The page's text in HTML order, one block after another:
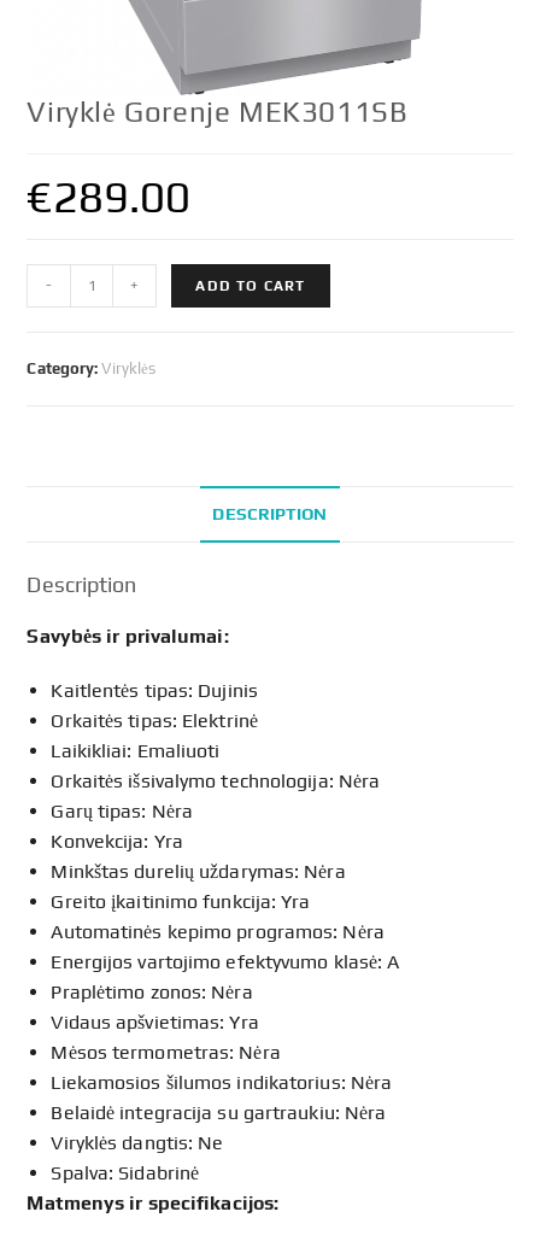
Viryklė Gorenje MEK3011SB
€289.00
Gorenje
- + ADD TO CART
Category:Viryklės
DESCRIPTION
Description
Savybės ir privalumai:
Kaitlentės tipas: Dujinis
Orkaitės tipas: Elektrinė
Laikikliai: Emaliuoti
Orkaitės išsivalymo technologija: Nėra
Garų tipas: Nėra
Konvekcija: Yra
Minkštas durelių uždarymas: Nėra
Greito įkaitinimo funkcija: Yra
Automatinės kepimo programos: Nėra
Energijos vartojimo efektyvumo klasė: A
Praplėtimo zonos: Nėra
Vidaus apšvietimas: Yra
Mėsos termometras: Nėra
Liekamosios šilumos indikatorius: Nėra
Belaidė integracija su gartraukiu: Nėra
Viryklės dangtis: Ne
Spalva: Sidabrinė
Matmenys ir specifikacijos: